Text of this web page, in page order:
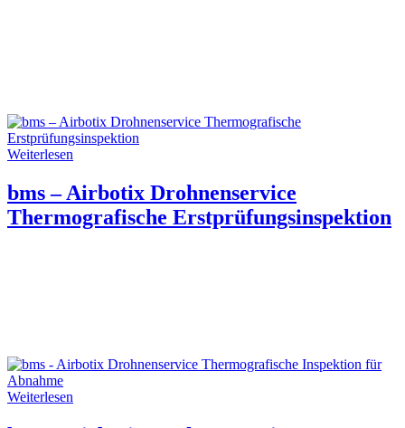
Weiterlesen
bms – Airbotix Drohnenservice
Thermografische Erstprüfungsinspektion
Weiterlesen